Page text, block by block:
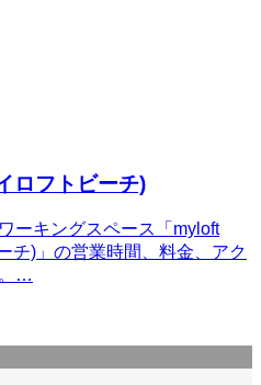
ロフトビーチ)
ーキングスペース「myloft
チ)」の営業時間、料金、アク
…